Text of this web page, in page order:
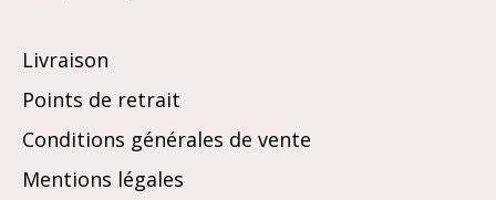
Livraison
Points de retrait
Conditions générales de vente
Mentions légales